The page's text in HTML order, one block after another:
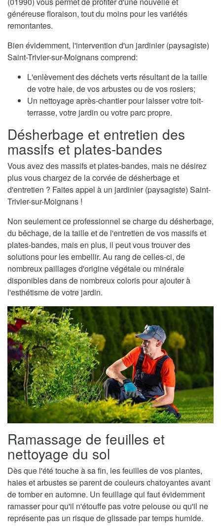
généreuse floraison, tout du moins pour les variétés
remontantes.
Bien évidemment, l'intervention d'un jardinier (paysagiste)
Saint-Trivier-sur-Moignans comprend:
L'enlèvement des déchets verts résultant de la taille
de votre haie, de vos arbustes ou de vos rosiers;
Un nettoyage après-chantier pour laisser votre toit-
terrasse, votre jardin ou votre parc propre.
Désherbage et entretien des
massifs et plates-bandes
Vous avez des massifs et plates-bandes, mais ne désirez
plus vous chargez de la corvée de désherbage et
d'entretien ? Faites appel à un jardinier (paysagiste) Saint-
Trivier-sur-Moignans !
Non seulement ce professionnel se charge du désherbage,
du bêchage, de la taille et de l'entretien de vos massifs et
plates-bandes, mais en plus, il peut vous trouver des
solutions pour les embellir. Au rang de celles-ci, de
nombreux paillages d'origine végétale ou minérale
disponibles dans de nombreux coloris pour ajouter à
l'esthétisme de votre jardin.
Ramassage de feuilles et
nettoyage du sol
Dès que l'été touche à sa fin, les feuilles de vos plantes,
haies et arbustes se parent de couleurs chatoyantes avant
de tomber en automne. Un feuillage qui faut évidemment
ramasser pour qu'il n'étouffe pas votre pelouse ou qu'il ne
représente pas un risque de glissade par temps humide.